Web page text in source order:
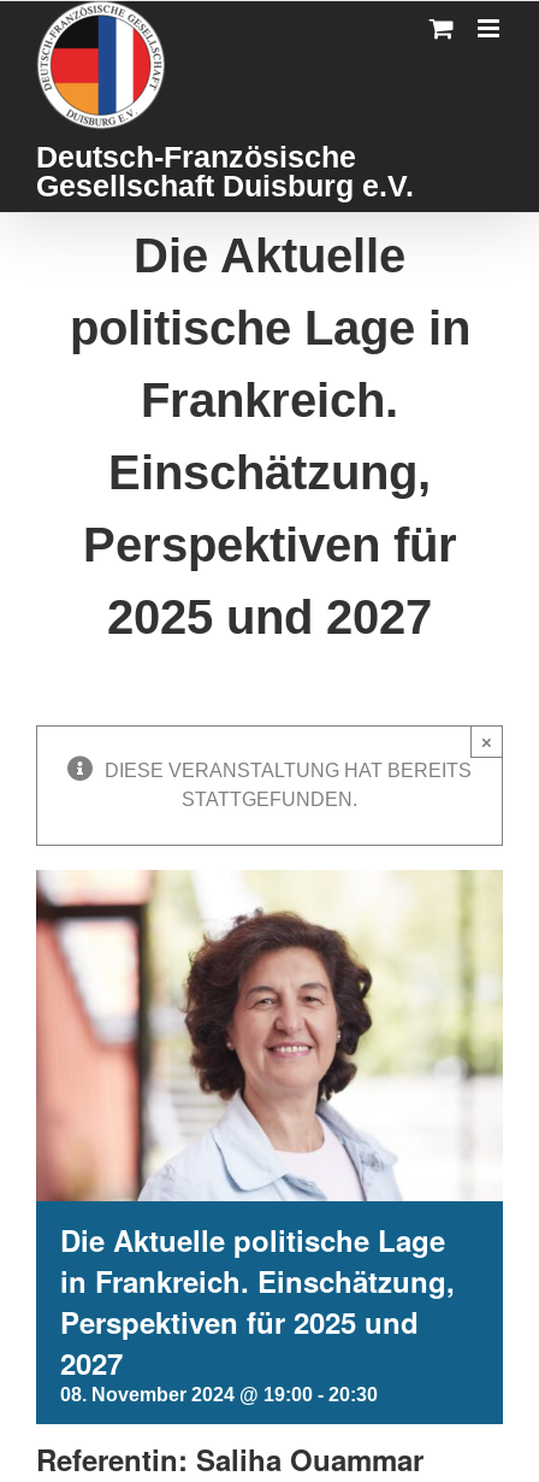
content
Deutsch-Französische
Gesellschaft Duisburg e.V.
Die Aktuelle
politische Lage in
Frankreich.
Einschätzung,
Perspektiven für
2025 und 2027
DIESE VERANSTALTUNG HAT BEREITS
STATTGEFUNDEN.
×
Die Aktuelle politische Lage
in Frankreich. Einschätzung,
Perspektiven für 2025 und
2027
08. November 2024 @ 19:00 - 20:30
Referentin: Saliha Ouammar